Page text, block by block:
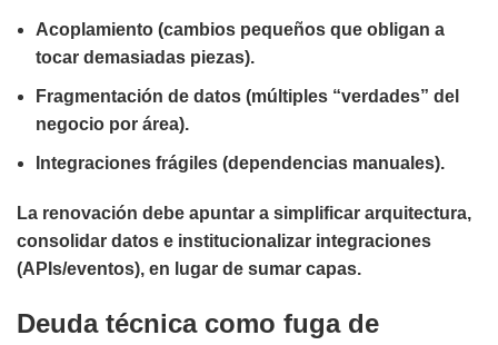
Acoplamiento (cambios pequeños que obligan a
tocar demasiadas piezas).
Fragmentación de datos (múltiples “verdades” del
negocio por área).
Integraciones frágiles (dependencias manuales).
La renovación debe apuntar a simplificar arquitectura,
consolidar datos e institucionalizar integraciones
(APIs/eventos), en lugar de sumar capas.
Deuda técnica como fuga de